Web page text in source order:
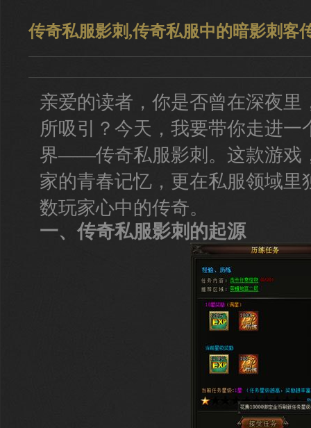
传奇私服影刺,传奇私服中的暗影刺客
亲爱的读者，你是否曾在深夜里
所吸引？今天，我要带你走进一
界——传奇私服影刺。这款游戏
家的青春记忆，更在私服领域里
数玩家心中的传奇。
一、传奇私服影刺的起源